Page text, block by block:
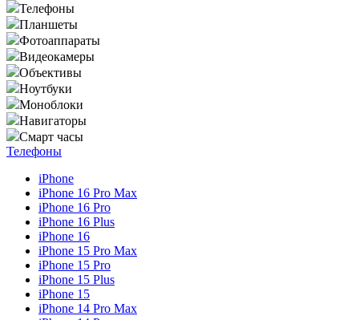
Телефоны
Планшеты
Фотоаппараты
Видеокамеры
Объективы
Ноутбуки
Моноблоки
Навигаторы
Смарт часы
Телефоны
iPhone
iPhone 16 Pro Max
iPhone 16 Pro
iPhone 16 Plus
iPhone 16
iPhone 15 Pro Max
iPhone 15 Pro
iPhone 15 Plus
iPhone 15
iPhone 14 Pro Max